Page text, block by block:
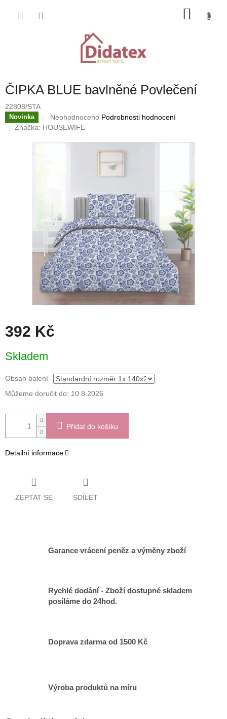
ČIPKA BLUE bavlněné Povlečení
22808/STA
Novinka
Průměrné
hodnocení
Neohodnoceno Podrobnosti hodnocení
Značka: HOUSEWIFE
392 Kč
cena:
Skladem
Obsah balení
Můžeme doručit do: 10.8.2026
Přidat do košíku
Detailní informace
ZEPTAT SE SDÍLET
Garance vrácení peněz a výměny zboží
Rychlé dodání - Zboží dostupné skladem
posíláme do 24hod.
Doprava zdarma od 1500 Kč
Výroba produktů na míru